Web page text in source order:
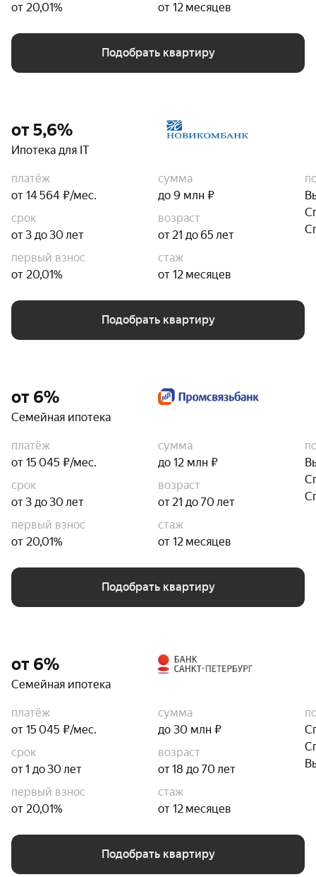
от 20,01%
от 12 месяцев
Подобрать квартиру
от 5,6%
Ипотека для IT
платёж
от 14 564 ₽/мес.
сумма
до 9 млн ₽
срок
от 3 до 30 лет
возраст
от 21 до 65 лет
первый взнос
от 20,01%
стаж
от 12 месяцев
Подобрать квартиру
от 6%
Семейная ипотека
платёж
от 15 045 ₽/мес.
сумма
до 12 млн ₽
срок
от 3 до 30 лет
возраст
от 21 до 70 лет
первый взнос
от 20,01%
стаж
от 12 месяцев
Подобрать квартиру
от 6%
Семейная ипотека
платёж
от 15 045 ₽/мес.
сумма
до 30 млн ₽
срок
от 1 до 30 лет
возраст
от 18 до 70 лет
первый взнос
от 20,01%
стаж
от 12 месяцев
Подобрать квартиру